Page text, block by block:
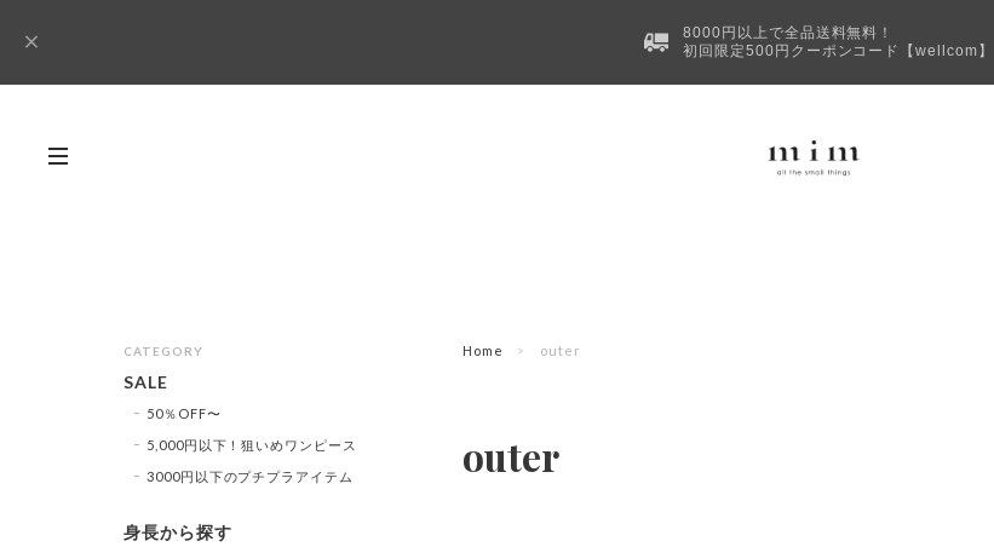
8000円以上で全品送料無料！
初回限定500円クーポンコード【wellcom】
Home outer
outer
CATEGORY
SALE
50％OFF〜
5,000円以下！狙いめワンピース
3000円以下のプチプラアイテム
身長から探す